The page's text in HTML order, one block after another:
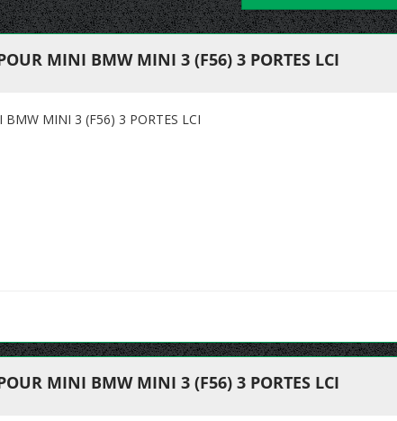
MINI BMW MINI 3 (F56) 3 PORTES LCI
BMW MINI 3 (F56) 3 PORTES LCI
MINI BMW MINI 3 (F56) 3 PORTES LCI